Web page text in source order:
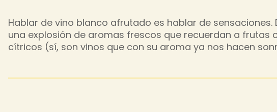
Hablar de vino blanco afrutado es hablar de
una explosión de aromas frescos que recuerdan a frutas
cítricos (sí, son vinos que con su aroma ya nos hacen